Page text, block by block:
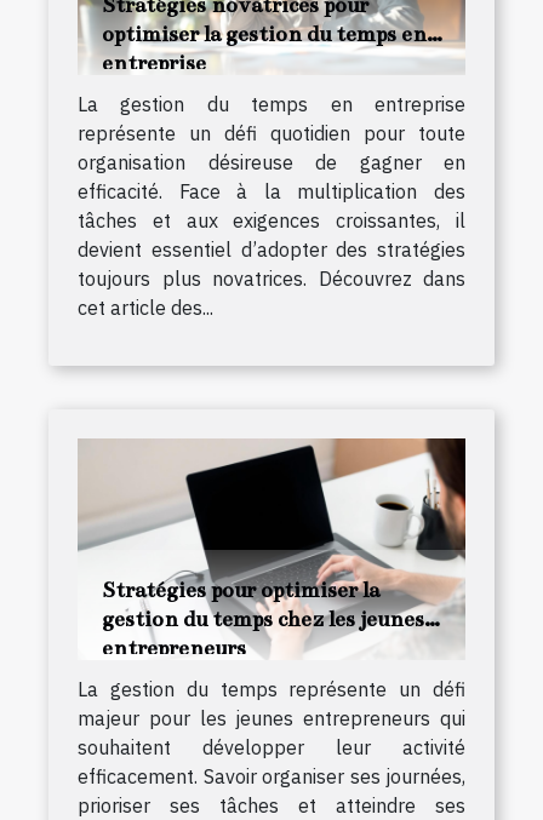
optimiser la gestion du temps en
entreprise
La gestion du temps en entreprise
représente un défi quotidien pour toute
organisation désireuse de gagner en
efficacité. Face à la multiplication des
tâches et aux exigences croissantes, il
devient essentiel d’adopter des stratégies
toujours plus novatrices. Découvrez dans
cet article des...
Stratégies pour optimiser la
gestion du temps chez les jeunes
entrepreneurs
La gestion du temps représente un défi
majeur pour les jeunes entrepreneurs qui
souhaitent développer leur activité
efficacement. Savoir organiser ses journées,
prioriser ses tâches et atteindre ses